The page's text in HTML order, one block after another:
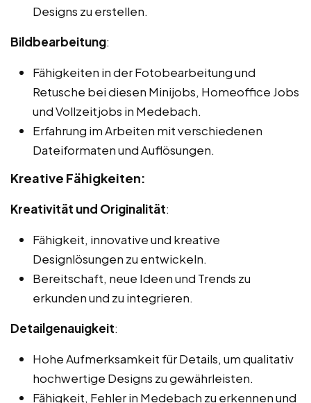
Designs zu erstellen.
Bildbearbeitung:
Fähigkeiten in der Fotobearbeitung und
Retusche bei diesen Minijobs, Homeoffice Jobs
und Vollzeitjobs in Medebach.
Erfahrung im Arbeiten mit verschiedenen
Dateiformaten und Auflösungen.
Kreative Fähigkeiten:
Kreativität und Originalität:
Fähigkeit, innovative und kreative
Designlösungen zu entwickeln.
Bereitschaft, neue Ideen und Trends zu
erkunden und zu integrieren.
Detailgenauigkeit:
Hohe Aufmerksamkeit für Details, um qualitativ
hochwertige Designs zu gewährleisten.
Fähigkeit, Fehler in Medebach zu erkennen und